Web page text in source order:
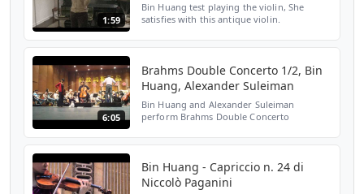
1:59
Bin Huang test playing the violin, She
satisfies with this antique violin.
6:05
Brahms Double Concerto 1/2, Bin
Huang, Alexander Suleiman
Bin Huang and Alexander Suleiman
perform Brahms Double Concerto
Bin Huang - Capriccio n. 24 di
Niccolò Paganini